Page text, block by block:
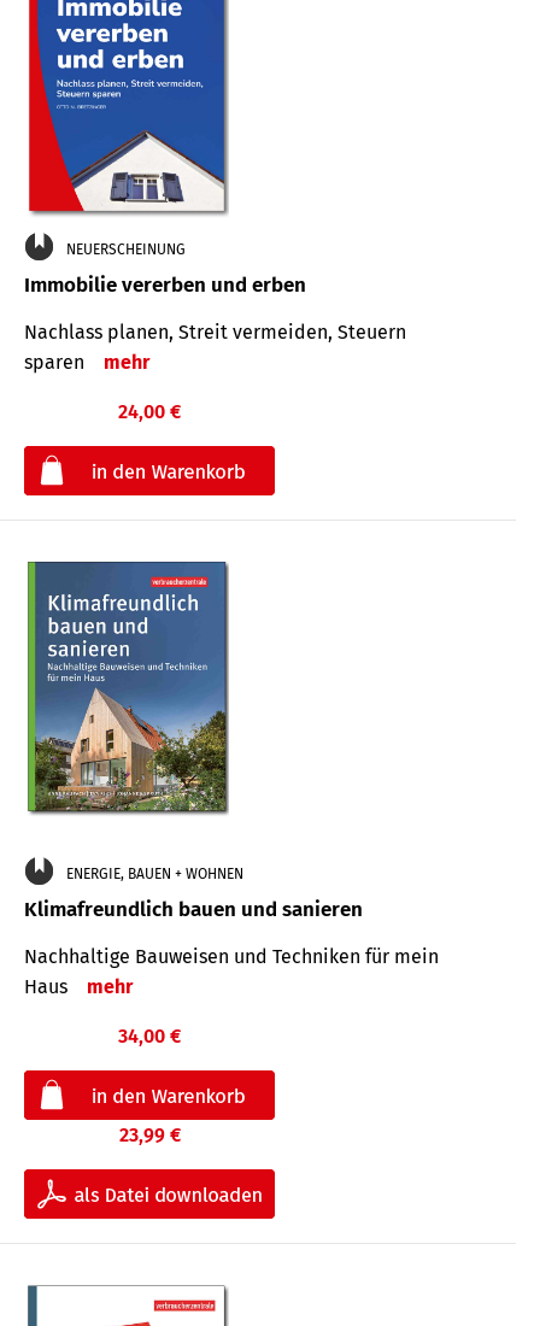
NEUERSCHEINUNG
Immobilie vererben und erben
Nachlass planen, Streit vermeiden, Steuern
sparen
mehr
24,00 €
ENERGIE, BAUEN + WOHNEN
Klimafreundlich bauen und sanieren
Nachhaltige Bauweisen und Techniken für mein
Haus
mehr
34,00 €
23,99 €